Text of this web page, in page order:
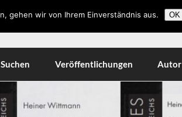
Suchen Veröffentlichungen Autor
gehen wir von Ihrem Einverständnis aus. OK